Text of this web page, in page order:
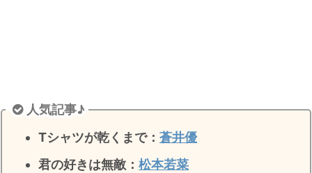
人気記事♪
Tシャツが乾くまで： 蒼井優
君の好きは無敵 ： 松本若菜